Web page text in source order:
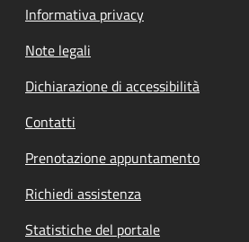
Informativa privacy
Note legali
Dichiarazione di accessibilità
Contatti
Prenotazione appuntamento
Richiedi assistenza
Statistiche del portale